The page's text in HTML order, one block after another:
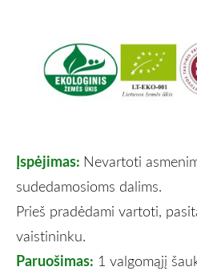
Įspėjimas: Nevartoti
sudedamosioms dalims.
Prieš pradėdami vartoti,
vaistininku.
Paruošimas: 1 valgomąjį